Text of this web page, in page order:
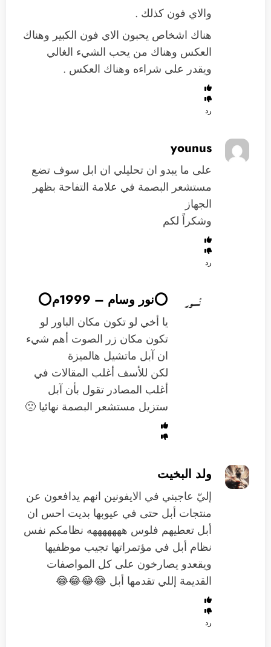
والاي فون كذلك .
هناك اشخاص يحبون الاي فون الكبير وهناك
العكس وهناك من يحب الشيء الغالي
ويقدر على شراءه وهناك العكس .
رد
younus
على ما يبدو ان تحليلي ان ابل سوف تضع
مستشعر البصمة في علامة التفاحة بظهر
الجهاز
وشكراً لكم
رد
⭕️نور وسام – 1999م⭕️
يا أخي لو تكون مكان الباور لو
تكون مكان زر الصوت أهم شيء
ان آبل ماتشيل هالميزة
لكن للأسف أغلب المقالات في
أغلب المصادر تقول بأن آبل
ستزيل مستشعر البصمة نهائيا 🙁
ولد البخيت
إليّ عاجبني في الايفونين انهم يدافعون عن
منتجات أبل حتى في عيوبها بديت احس ان
أبل تعطيهم فلوس هههههههه نظامكم نفس
نظام أبل في مؤتمراتها تجيب موظفيها
ويقعدو يصارخون على كل المواصفات
القديمة إللي تقدمها أبل 😂😂😂😂
رد